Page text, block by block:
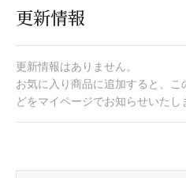
更新情報
更新情報はありません。
お気に入り商品に追加すると、
どをマイページでお知らせいたし